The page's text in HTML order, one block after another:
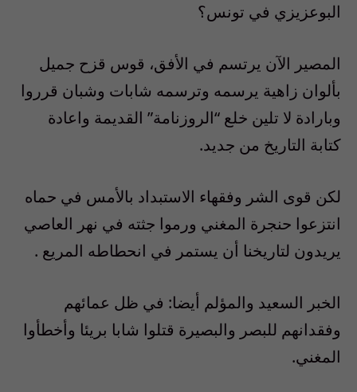
البوعزيزي في تونس؟
المصير الآن يرتسم في الأفق، قوس قزح جميل
بألوان زاهية يرسمه وترسمه شابات وشبان قرروا
وبارادة لا تلين خلع “الروزنامة” القديمة واعادة
كتابة التاريخ من جديد.
لكن قوى الشر وفقهاء الاستبداد بالأمس في حماه
انتزعوا حنجرة المغني ورموا جثته في نهر العاصي
يريدون لتاريخنا أن يستمر في انحطاطه المريع .
الخبر السعيد والمؤلم أيضا: في ظل عمائهم
وفقدانهم للبصر والبصيرة قتلوا شابا بريئا وأخطأوا
المغني.